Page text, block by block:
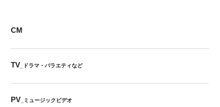
CM
TV _ドラマ・バラエティなど
PV _ミュージックビデオ